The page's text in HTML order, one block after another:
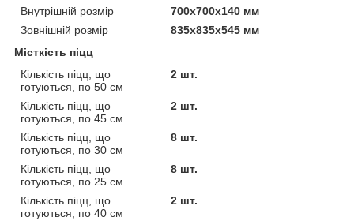
Внутрішній розмір
700х700х140 мм
Зовнішній розмір
835х835х545 мм
Місткість піцц
Кількість піцц, що
готуються, по 50 см
2 шт.
Кількість піцц, що
готуються, по 45 см
2 шт.
Кількість піцц, що
готуються, по 30 см
8 шт.
Кількість піцц, що
готуються, по 25 см
8 шт.
Кількість піцц, що
готуються, по 40 см
2 шт.